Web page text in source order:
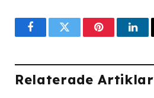
FacebookTwitterPinterest
Relaterade Artiklar